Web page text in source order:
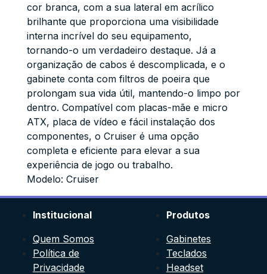
cor branca, com a sua lateral em acrílico
brilhante que proporciona uma visibilidade
interna incrível do seu equipamento,
tornando-o um verdadeiro destaque. Já a
organização de cabos é descomplicada, e o
gabinete conta com filtros de poeira que
prolongam sua vida útil, mantendo-o limpo por
dentro. Compatível com placas-mãe e micro
ATX, placa de vídeo e fácil instalação dos
componentes, o Cruiser é uma opção
completa e eficiente para elevar a sua
experiência de jogo ou trabalho.
Modelo: Cruiser
Institucional
Quem Somos
Política de
Privacidade
Produtos
Gabinetes
Teclados
Headset